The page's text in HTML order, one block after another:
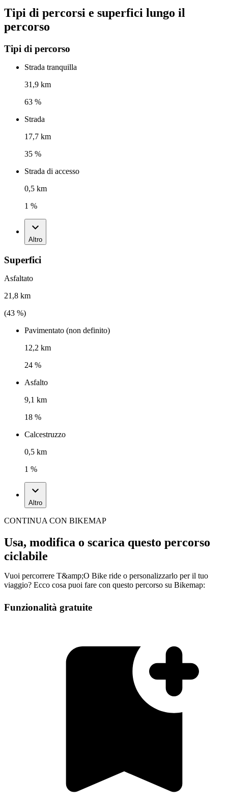
Tipi di percorsi e superfici lungo il
percorso
Tipi di percorso
Strada tranquilla
31,9 km
63 %
Strada
17,7 km
35 %
Strada di accesso
0,5 km
1 %
Altro
Superfici
Asfaltato
21,8 km
(43 %)
Pavimentato (non definito)
12,2 km
24 %
Asfalto
9,1 km
18 %
Calcestruzzo
0,5 km
1 %
Altro
CONTINUA CON BIKEMAP
Usa, modifica o scarica questo percorso
ciclabile
Vuoi percorrere T&amp;O Bike ride o personalizzarlo per il tuo
viaggio? Ecco cosa puoi fare con questo percorso su Bikemap:
Funzionalità gratuite